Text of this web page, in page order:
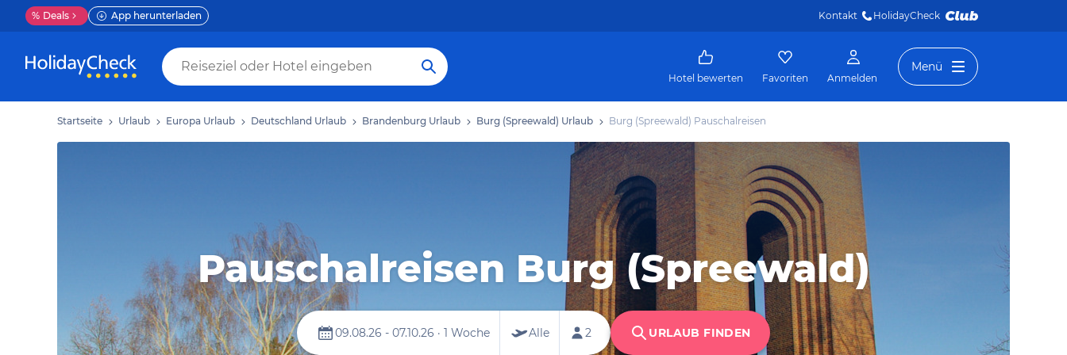
% Deals App herunterladen Kontakt HolidayCheck
Hotel bewerten Favoriten Anmelden
Menü
Startseite Urlaub Europa Urlaub Deutschland Urlaub Brandenburg Urlaub Burg (Spreewald) Urlaub Burg (Spreewald) Pauschalreisen
Pauschalreisen Burg (Spreewald)